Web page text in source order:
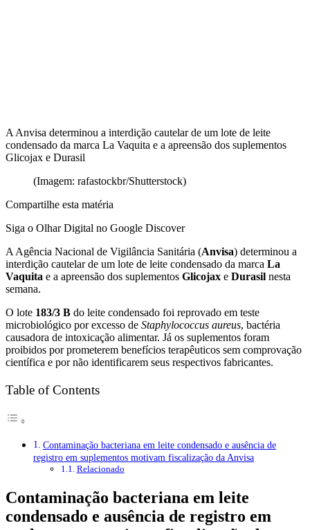
A Anvisa determinou a interdição cautelar de um lote de leite
condensado da marca La Vaquita e a apreensão dos suplementos
Glicojax e Durasil
(Imagem: rafastockbr/Shutterstock)
Compartilhe esta matéria
Siga o Olhar Digital no Google Discover
A Agência Nacional de Vigilância Sanitária (Anvisa) determinou a
interdição cautelar de um lote de leite condensado da marca La
Vaquita e a apreensão dos suplementos Glicojax e Durasil nesta
semana.
O lote 183/3 B do leite condensado foi reprovado em teste
microbiológico por excesso de Staphylococcus aureus, bactéria
causadora de intoxicação alimentar. Já os suplementos foram
proibidos por prometerem benefícios terapêuticos sem comprovação
científica e por não identificarem seus respectivos fabricantes.
Table of Contents
Contaminação bacteriana em leite condensado e ausência de
registro em suplementos motivam fiscalização da Anvisa
Relacionado
Contaminação bacteriana em leite
condensado e ausência de registro em